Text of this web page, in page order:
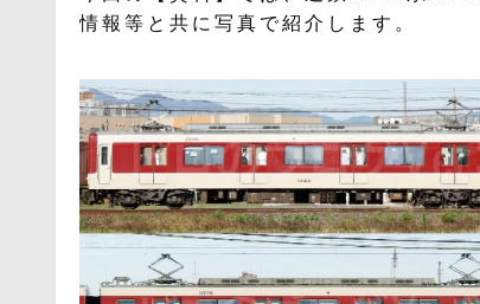
情報等と共に写真で紹介します。